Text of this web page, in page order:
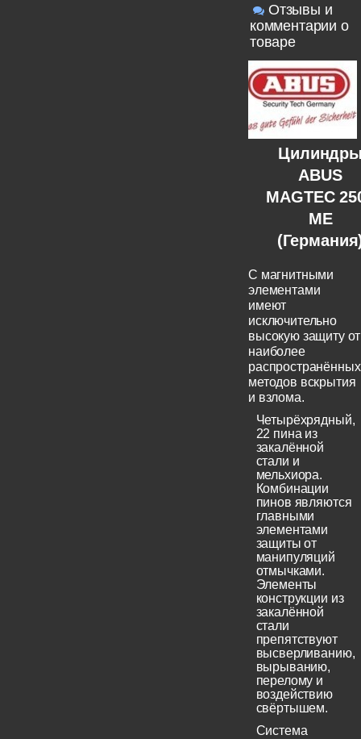
Отзывы и
комментарии о
товаре
ABUS
MAGTEC
ME
C магнитными
элементами
имеют
исключительно
высокую защиту от
наиболее
распространённых
методов вскрытия
и взлома.
Четырёхрядный,
22 пина из
закалённой
стали и
мельхиора.
Комбинации
пинов являются
главными
элементами
защиты от
манипуляций
отмычками.
Элементы
конструкции из
закалённой
стали
препятствуют
высверливанию,
вырыванию,
перелому и
воздействию
свёртышем.
Система